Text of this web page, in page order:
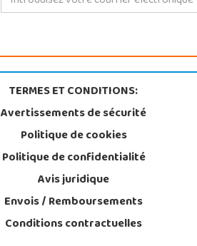
TERMES ET CONDITIONS:
Avertissements de sécurité
Politique de cookies
Politique de confidentialité
Avis juridique
Envois / Remboursements
Conditions contractuelles